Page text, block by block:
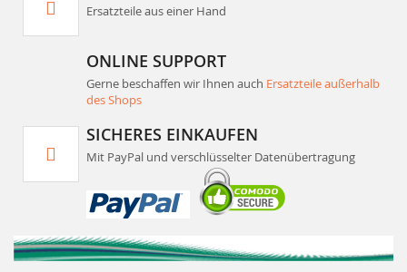
Ersatzteile aus einer Hand
ONLINE SUPPORT
Gerne beschaffen wir Ihnen auch Ersatzteile außerhalb
des Shops
SICHERES EINKAUFEN
Mit PayPal und verschlüsselter Datenübertragung